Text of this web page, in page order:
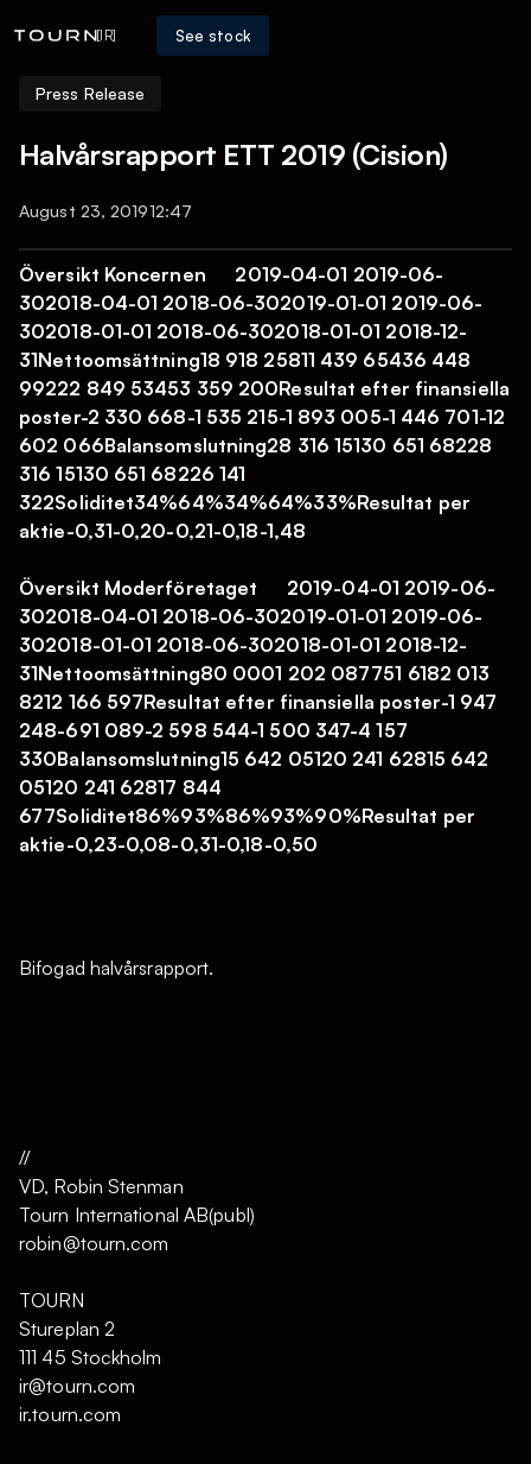
[IR] See stock
Press Release
Halvårsrapport ETT 2019 (Cision)
August 23, 201912:47
Översikt Koncernen 2019-04-01 2019-06-
302018-04-01 2018-06-302019-01-01 2019-06-
302018-01-01 2018-06-302018-01-01 2018-12-
31Nettoomsättning18 918 25811 439 65436 448
99222 849 53453 359 200Resultat efter finansiella
poster-2 330 668-1 535 215-1 893 005-1 446 701-12
602 066Balansomslutning28 316 15130 651 68228
316 15130 651 68226 141
322Soliditet34%64%34%64%33%Resultat per
aktie-0,31-0,20-0,21-0,18-1,48
Översikt Moderföretaget 2019-04-01 2019-06-
302018-04-01 2018-06-302019-01-01 2019-06-
302018-01-01 2018-06-302018-01-01 2018-12-
31Nettoomsättning80 0001 202 087751 6182 013
8212 166 597Resultat efter finansiella poster-1 947
248-691 089-2 598 544-1 500 347-4 157
330Balansomslutning15 642 05120 241 62815 642
05120 241 62817 844
677Soliditet86%93%86%93%90%Resultat per
aktie-0,23-0,08-0,31-0,18-0,50
Bifogad halvårsrapport.
//
VD, Robin Stenman
Tourn International AB(publ)
robin@tourn.com
TOURN
Stureplan 2
111 45 Stockholm
ir@tourn.com
ir.tourn.com